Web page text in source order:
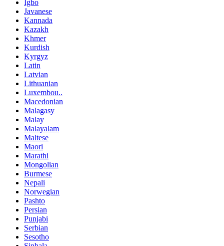
Igbo
Javanese
Kannada
Kazakh
Khmer
Kurdish
Kyrgyz
Latin
Latvian
Lithuanian
Luxembou..
Macedonian
Malagasy
Malay
Malayalam
Maltese
Maori
Marathi
Mongolian
Burmese
Nepali
Norwegian
Pashto
Persian
Punjabi
Serbian
Sesotho